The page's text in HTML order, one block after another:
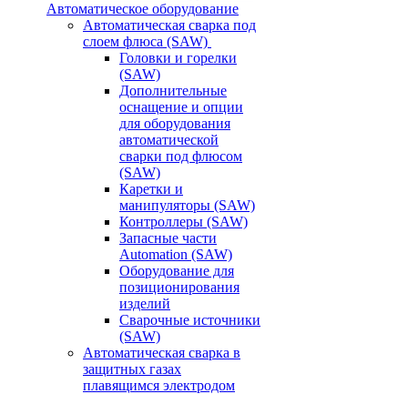
Автоматическое оборудование
Автоматическая сварка под
слоем флюса (SAW)
Головки и горелки
(SAW)
Дополнительные
оснащение и опции
для оборудования
автоматической
сварки под флюсом
(SAW)
Каретки и
манипуляторы (SAW)
Контроллеры (SAW)
Запасные части
Automation (SAW)
Оборудование для
позиционирования
изделий
Сварочные источники
(SAW)
Автоматическая сварка в
защитных газах
плавящимся электродом